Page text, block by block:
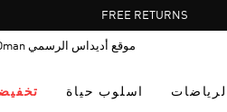
Pause
promotion
FREE RETURNS
موقع أديداس الرسمي Oman
الرياضات اسلوب حياة